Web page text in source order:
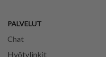
PALVELUT
Chat
Hyötylinkit